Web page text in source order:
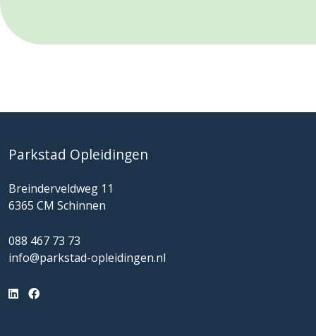
Parkstad Opleidingen
Breinderveldweg 11
6365 CM Schinnen
088 467 73 73
info@parkstad-opleidingen.nl